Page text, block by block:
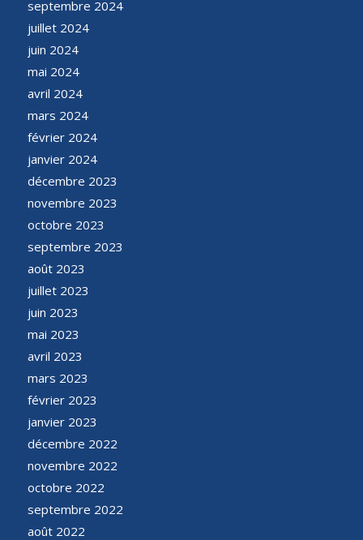
septembre 2024
juillet 2024
juin 2024
mai 2024
avril 2024
mars 2024
février 2024
janvier 2024
décembre 2023
novembre 2023
octobre 2023
septembre 2023
août 2023
juillet 2023
juin 2023
mai 2023
avril 2023
mars 2023
février 2023
janvier 2023
décembre 2022
novembre 2022
octobre 2022
septembre 2022
août 2022